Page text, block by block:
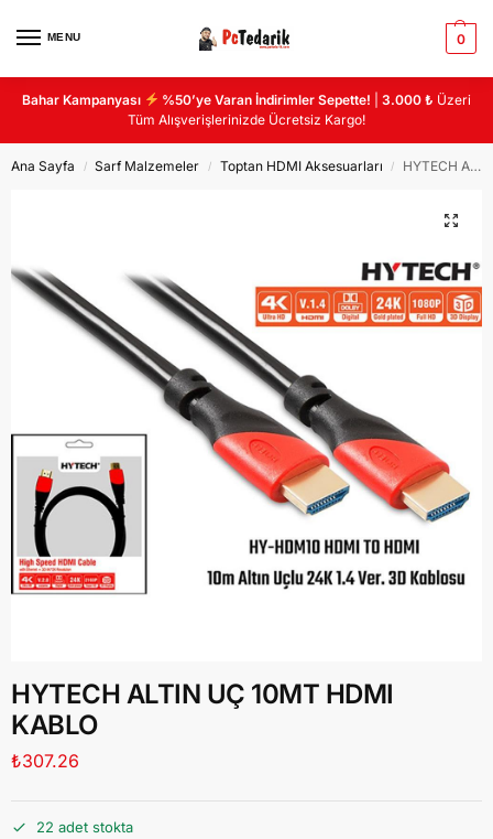
MENU 0
Bahar Kampanyası %50’ye Varan İndirimler Sepette! |3.000 ₺ Üzeri
Tüm Alışverişlerinizde Ücretsiz Kargo!
Ana Sayfa / Sarf Malzemeler / Toptan HDMI Aksesuarları / HYTECH ALTIN UÇ 10MT HDMI KABLO
HYTECH ALTIN UÇ 10MT HDMI
KABLO
₺307.26
22 adet stokta